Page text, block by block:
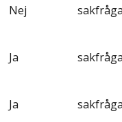
Nej
Ja
Ja